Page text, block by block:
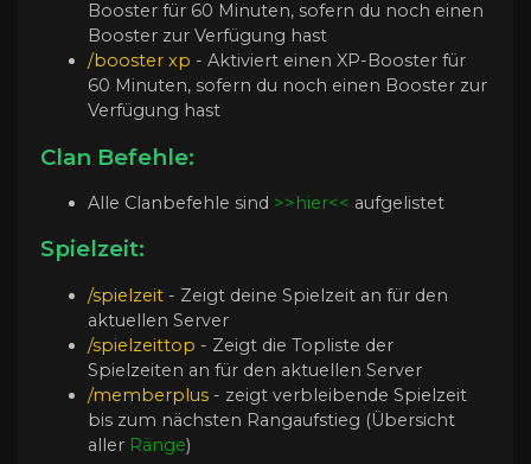
Booster für 60 Minuten, sofern du noch einen
Booster zur Verfügung hast
/booster xp - Aktiviert einen XP-Booster für
60 Minuten, sofern du noch einen Booster zur
Verfügung hast
Clan Befehle:
Alle Clanbefehle sind >>hier<< aufgelistet
Spielzeit:
/spielzeit - Zeigt deine Spielzeit an für den
aktuellen Server
/spielzeittop - Zeigt die Topliste der
Spielzeiten an für den aktuellen Server
/memberplus - zeigt verbleibende Spielzeit
bis zum nächsten Rangaufstieg (Übersicht
aller Ränge)